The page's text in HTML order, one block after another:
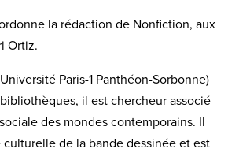
la rédaction de Nonfiction, aux
Ortiz.
Paris-1 Panthéon-Sorbonne)
il est chercheur associé
des mondes contemporains. Il
de la bande dessinée et est